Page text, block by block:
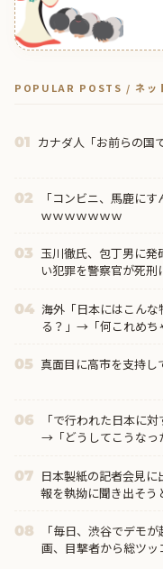
POPULAR POSTS / ネッ
01 カナダ人「お前らの国
02
「コンビニ、馬鹿に
ｗｗｗｗｗｗｗ
03 玉川徹氏、包丁男に発
い犯罪を警察官が死刑
04 海外「日本にはこん
る？」→「何これめち
05 真面目に高市を支持
06
「で行われた日本に
→「どうしてこうなっ
07 日本製紙の記者会見
報を執拗に聞き出そ
08
「毎日、渋谷でデモ
画、目撃者から総ツ